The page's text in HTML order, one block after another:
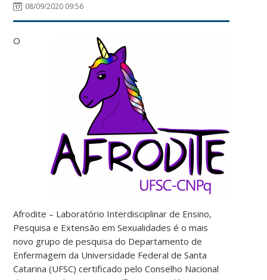
08/09/2020 09:56
O
Afrodite – Laboratório Interdisciplinar de Ensino,
Pesquisa e Extensão em Sexualidades é o mais
novo grupo de pesquisa do Departamento de
Enfermagem da Universidade Federal de Santa
Catarina (UFSC) certificado pelo Conselho Nacional